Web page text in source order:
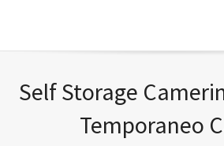
Self Storage
Temporaneo